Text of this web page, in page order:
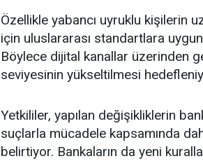
Özellikle yabancı uyruklu kişilerin
için uluslararası standartlara
Böylece dijital kanallar üzerinden
seviyesinin yükseltilmesi
Yetkililer, yapılan değişikliklerin
suçlarla mücadele kapsamında
belirtiyor. Bankaların da yeni